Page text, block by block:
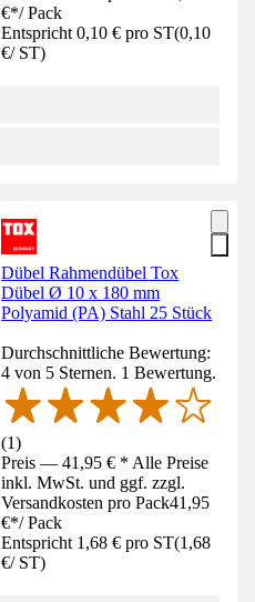
€*/ Pack
Entspricht 0,10 € pro ST(0,10
€/ ST)
Dübel Rahmendübel Tox
Dübel Ø 10 x 180 mm
Polyamid (PA) Stahl 25 Stück
Durchschnittliche Bewertung:
4 von 5 Sternen. 1 Bewertung.
(1)
Preis — 41,95 € * Alle Preise
inkl. MwSt. und ggf. zzgl.
Versandkosten pro Pack41,95
€*/ Pack
Entspricht 1,68 € pro ST(1,68
€/ ST)